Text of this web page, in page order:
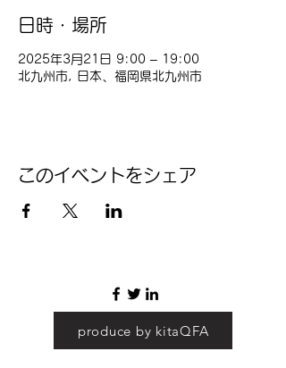
日時・場所
2025年3月21日 9:00 – 19:00
北九州市, 日本、福岡県北九州市
このイベントをシェア
produce by kitaQFA